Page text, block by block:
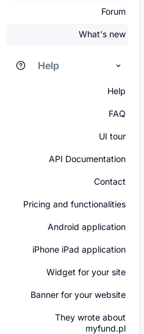
Forum
What's new
Help
Help
FAQ
UI tour
API Documentation
Contact
Pricing and functionalities
Android application
iPhone iPad application
Widget for your site
Banner for your website
They wrote about
myfund.pl